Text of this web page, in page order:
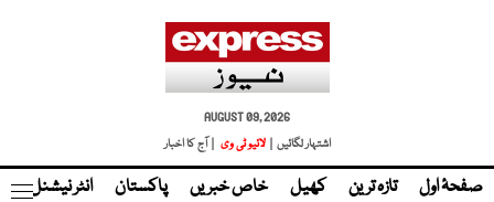
AUGUST 09, 2026
اشتہار لگائیں |
لائیو ٹی وی | آج کا اخبار
صفحۂ اول تازہ ترین کھیل خاص خبریں پاکستان انٹر نیشنل